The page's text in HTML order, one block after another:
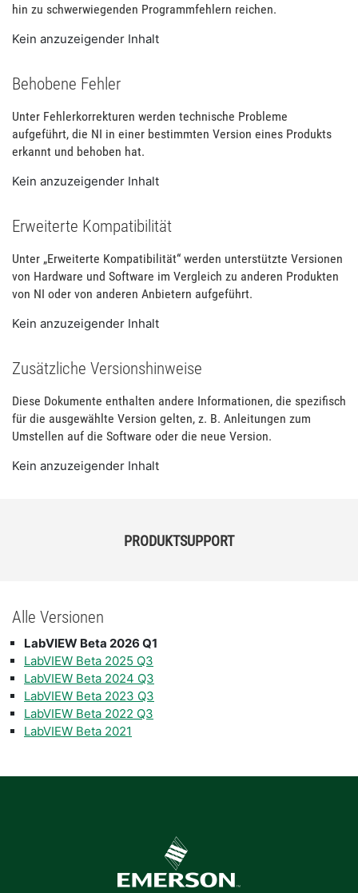
hin zu schwerwiegenden Programmfehlern reichen.
Kein anzuzeigender Inhalt
Behobene Fehler
Unter Fehlerkorrekturen werden technische Probleme
aufgeführt, die NI in einer bestimmten Version eines Produkts
erkannt und behoben hat.
Kein anzuzeigender Inhalt
Erweiterte Kompatibilität
Unter „Erweiterte Kompatibilität“ werden unterstützte Versionen
von Hardware und Software im Vergleich zu anderen Produkten
von NI oder von anderen Anbietern aufgeführt.
Kein anzuzeigender Inhalt
Zusätzliche Versionshinweise
Diese Dokumente enthalten andere Informationen, die spezifisch
für die ausgewählte Version gelten, z. B. Anleitungen zum
Umstellen auf die Software oder die neue Version.
Kein anzuzeigender Inhalt
PRODUKTSUPPORT
Alle Versionen
LabVIEW Beta 2026 Q1
LabVIEW Beta 2025 Q3
LabVIEW Beta 2024 Q3
LabVIEW Beta 2023 Q3
LabVIEW Beta 2022 Q3
LabVIEW Beta 2021